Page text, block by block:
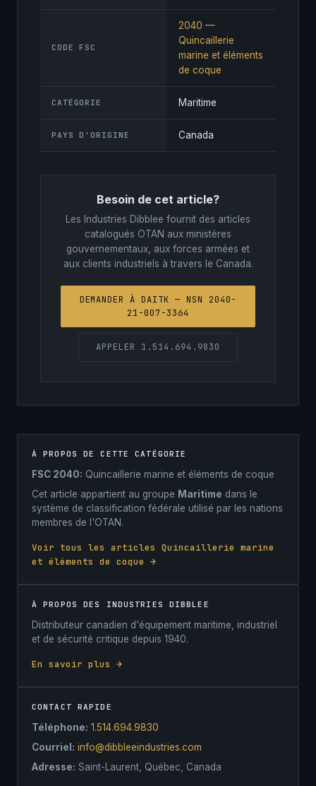
CODE FSC
2040 —
Quincaillerie
marine et éléments
de coque
CATÉGORIE Maritime
PAYS D'ORIGINE Canada
Besoin de cet article?
Les Industries Dibblee fournit des articles
catalogués OTAN aux ministères
gouvernementaux, aux forces armées et
aux clients industriels à travers le Canada.
DEMANDER À DAITK — NSN 2040-
21-007-3364
APPELER 1.514.694.9830
À PROPOS DE CETTE CATÉGORIE
FSC 2040: Quincaillerie marine et éléments de coque
Cet article appartient au groupe Maritime dans le
système de classification fédérale utilisé par les nations
membres de l'OTAN.
Voir tous les articles Quincaillerie marine
et éléments de coque →
À PROPOS DES INDUSTRIES DIBBLEE
Distributeur canadien d'équipement maritime, industriel
et de sécurité critique depuis 1940.
En savoir plus →
CONTACT RAPIDE
Téléphone: 1.514.694.9830
Courriel: info@dibbleeindustries.com
Adresse: Saint-Laurent, Québec, Canada